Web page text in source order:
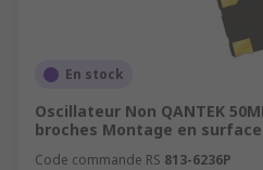
En stock
Oscillateur Non QANTEK
broches Montage en
Code commande RS 813-6236P